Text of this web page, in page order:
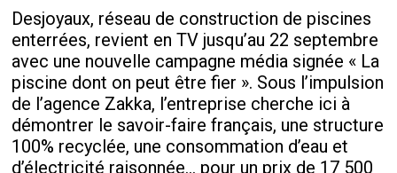
Desjoyaux, réseau de construction de piscines
enterrées, revient en TV jusqu’au 22 septembre
avec une nouvelle campagne média signée « La
piscine dont on peut être fier ». Sous l’impulsion
de l’agence Zakka, l’entreprise cherche ici à
démontrer le savoir-faire français, une structure
100% recyclée, une consommation d’eau et
d’électricité raisonnée... pour un prix de 17 500